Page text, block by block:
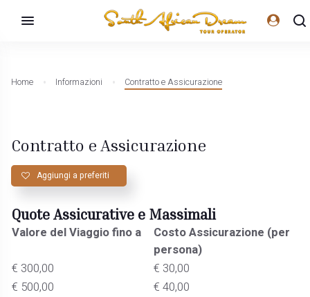
Home Informazioni Contratto e Assicurazione
Contratto e Assicurazione
Aggiungi a preferiti
Quote Assicurative e Massimali
Valore del Viaggio fino a
Costo Assicurazione (per
persona)
€ 300,00
€ 30,00
€ 500,00
€ 40,00